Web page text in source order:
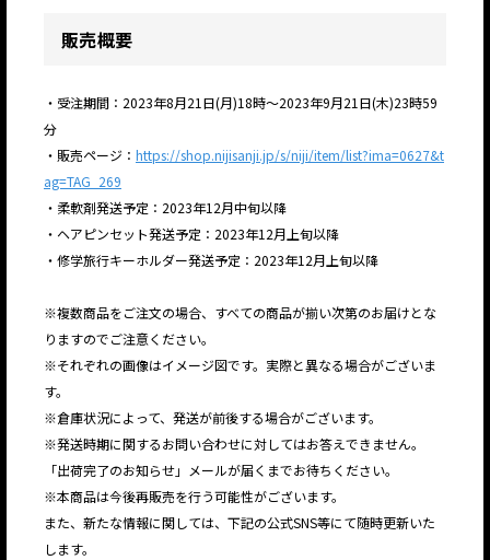
販売概要
・受注期間：2023年8月21日(月)18時～2023年9月21日(木)23時59
分
・販売ページ： https://shop.nijisanji.jp/s/niji/item/list?ima=0627&t
ag=TAG_269
・柔軟剤発送予定：2023年12月中旬以降
・ヘアピンセット発送予定：2023年12月上旬以降
・修学旅行キーホルダー発送予定：2023年12月上旬以降
※複数商品をご注文の場合、すべての商品が揃い次第のお届けとな
りますのでご注意ください。
※それぞれの画像はイメージ図です。実際と異なる場合がございま
す。
※倉庫状況によって、発送が前後する場合がございます。
※発送時期に関するお問い合わせに対してはお答えできません。
「出荷完了のお知らせ」メールが届くまでお待ちください。
※本商品は今後再販売を行う可能性がございます。
また、新たな情報に関しては、下記の公式SNS等にて随時更新いた
します。